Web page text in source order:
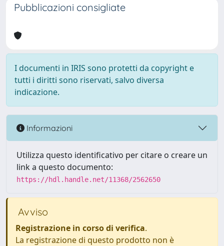
Pubblicazioni consigliate
I documenti in IRIS sono protetti da copyright e
tutti i diritti sono riservati, salvo diversa
indicazione.
Informazioni
Utilizza questo identificativo per citare o creare un
link a questo documento:
https://hdl.handle.net/11368/2562650
Avviso
Registrazione in corso di verifica.
La registrazione di questo prodotto non è